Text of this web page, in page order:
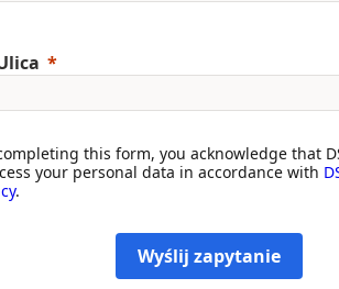
this form, you acknowledge that
your personal data in accordance with
.
Wyślij zapytanie